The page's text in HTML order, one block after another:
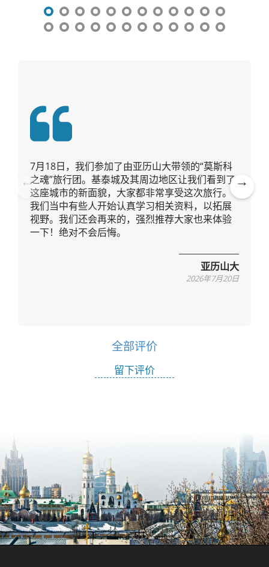
Pre
vio
us
7月18日，我们参加了由亚历山大带领的“莫斯科
之魂”旅行团。基泰城及其周边地区让我们看到了
这座城市的新面貌，大家都非常享受这次旅行。
我们当中有些人开始认真学习相关资料，以拓展
视野。我们还会再来的，强烈推荐大家也来体验
一下！绝对不会后悔。
亚历山大
2026年7月20日
Ne
全部评价
留下评价